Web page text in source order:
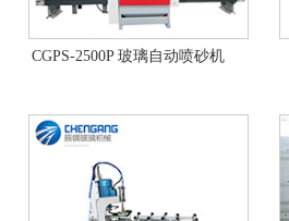
CGPS-2500P 玻璃自动喷砂机